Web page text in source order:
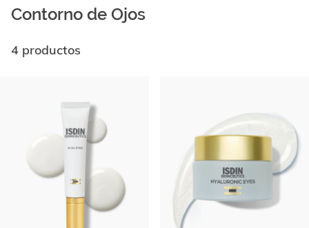
Contorno de Ojos
4 productos